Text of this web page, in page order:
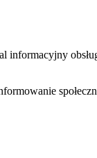
informacyjny